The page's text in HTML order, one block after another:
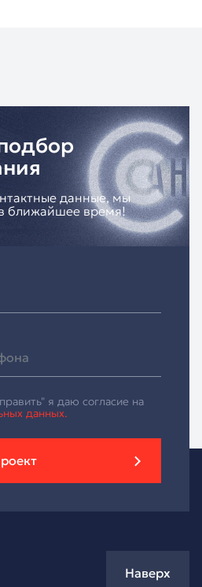
данные, мы
ближайшее время!
я даю согласие на
данных.
Наверх